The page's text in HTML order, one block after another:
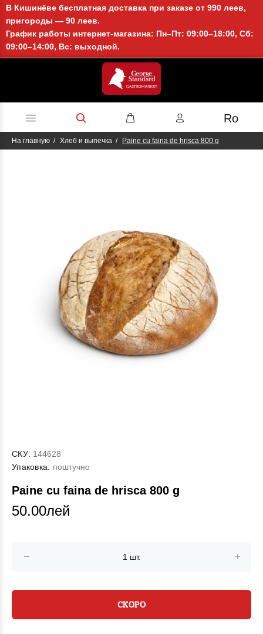
В Кишинёве бесплатная доставка при заказе от 990 леев,
пригороды — 90 леев.
График работы интернет-магазина: Пн–Пт: 09:00–18:00, Сб:
09:00–14:00, Вс: выходной.
Ro
На главную Хлеб и выпечка Paine cu faina de hrisca 800 g
СКУ: 144628
Упаковка: поштучно
Paine cu faina de hrisca 800 g
50.00лей
СКОРО